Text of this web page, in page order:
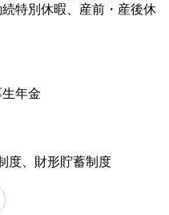
特別休暇、産前・産後休
年金
度、財形貯蓄制度